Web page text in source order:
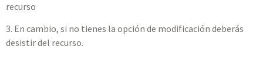
recurso
3. En cambio, si no tienes la opción de modificación deberás
desistir del recurso.